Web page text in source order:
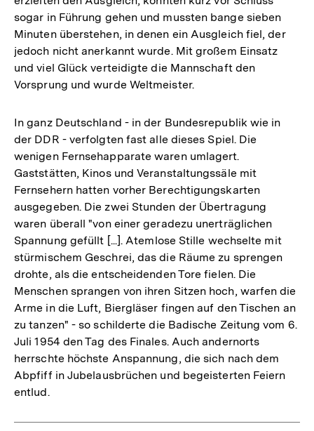
sogar in Führung gehen und mussten bange sieben
Minuten überstehen, in denen ein Ausgleich fiel, der
jedoch nicht anerkannt wurde. Mit großem Einsatz
und viel Glück verteidigte die Mannschaft den
Vorsprung und wurde Weltmeister.
In ganz Deutschland - in der Bundesrepublik wie in
der DDR - verfolgten fast alle dieses Spiel. Die
wenigen Fernsehapparate waren umlagert.
Gaststätten, Kinos und Veranstaltungssäle mit
Fernsehern hatten vorher Berechtigungskarten
ausgegeben. Die zwei Stunden der Übertragung
waren überall "von einer geradezu unerträglichen
Spannung gefüllt [...]. Atemlose Stille wechselte mit
stürmischem Geschrei, das die Räume zu sprengen
drohte, als die entscheidenden Tore fielen. Die
Menschen sprangen von ihren Sitzen hoch, warfen die
Arme in die Luft, Biergläser fingen auf den Tischen an
zu tanzen" - so schilderte die Badische Zeitung vom 6.
Juli 1954 den Tag des Finales. Auch andernorts
herrschte höchste Anspannung, die sich nach dem
Abpfiff in Jubelausbrüchen und begeisterten Feiern
entlud.